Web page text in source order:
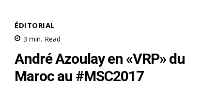
ÉDITORIAL
3 min. Read
André Azoulay en «VRP» du
Maroc au #MSC2017